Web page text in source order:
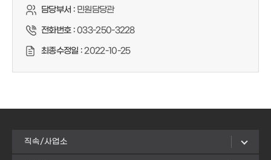
담당부서 :민원담당관
전화번호 :033-250-3228
최종수정일 :2022-10-25
직속/사업소